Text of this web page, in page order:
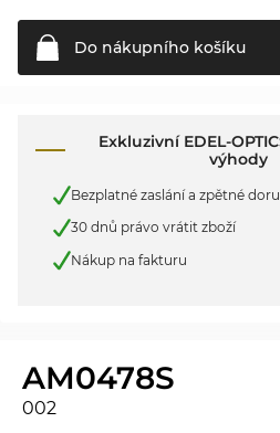
Do nákupního košíku
Exkluzivní EDEL-
výhody
Bezplatné zaslání a zpětné
30 dnů právo vrátit zboží
Nákup na fakturu
AM0478S
002